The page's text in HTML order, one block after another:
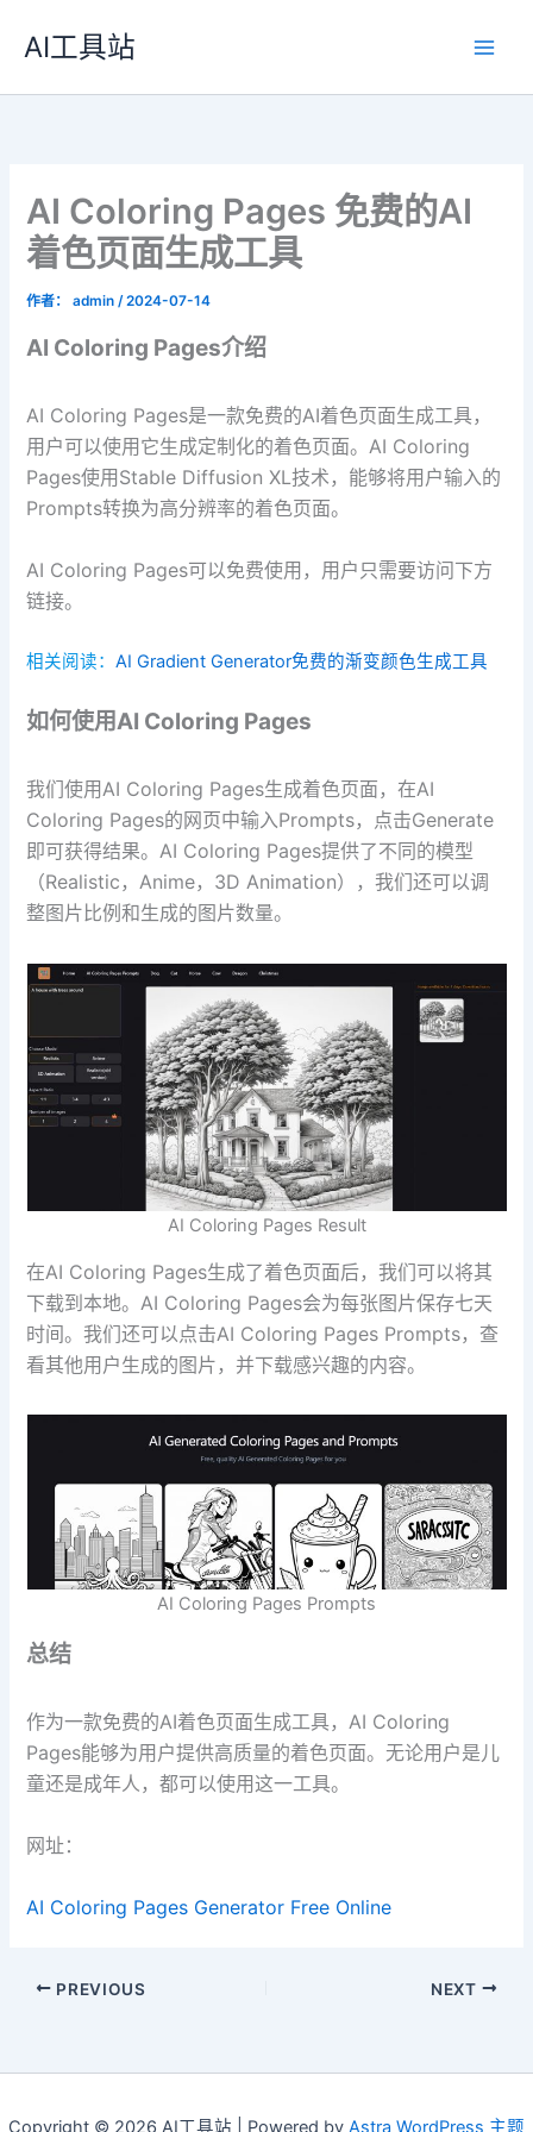
容
AI工具站
AI Coloring Pages 免费的AI
着色页面生成工具
作者： admin/2024-07-14
AI Coloring Pages介绍
AI Coloring Pages是一款免费的AI着色页面生成工具，
用户可以使用它生成定制化的着色页面。AI Coloring
Pages使用Stable Diffusion XL技术，能够将用户输入的
Prompts转换为高分辨率的着色页面。
AI Coloring Pages可以免费使用，用户只需要访问下方
链接。
相关阅读：AI Gradient Generator免费的渐变颜色生成工具
如何使用AI Coloring Pages
我们使用AI Coloring Pages生成着色页面，在AI
Coloring Pages的网页中输入Prompts，点击Generate
即可获得结果。AI Coloring Pages提供了不同的模型
（Realistic，Anime，3D Animation），我们还可以调
整图片比例和生成的图片数量。
AI Coloring Pages Result
在AI Coloring Pages生成了着色页面后，我们可以将其
下载到本地。AI Coloring Pages会为每张图片保存七天
时间。我们还可以点击AI Coloring Pages Prompts，查
看其他用户生成的图片，并下载感兴趣的内容。
AI Coloring Pages Prompts
总结
作为一款免费的AI着色页面生成工具，AI Coloring
Pages能够为用户提供高质量的着色页面。无论用户是儿
童还是成年人，都可以使用这一工具。
网址：
AI Coloring Pages Generator Free Online
PREVIOUS NEXT
Copyright © 2026 AI工具站 | Powered by Astra WordPress 主题